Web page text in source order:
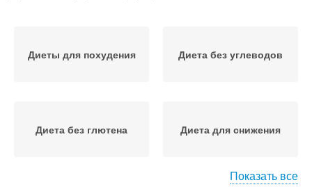
Диеты для похудения Диета без углеводов
Диета без глютена Диета для снижения
Показать все